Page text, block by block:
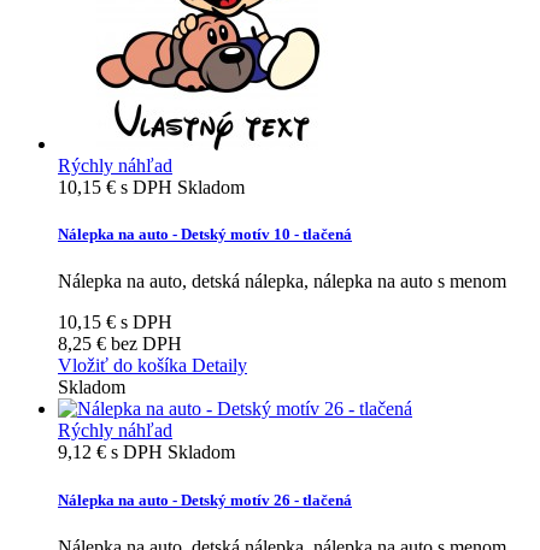
Rýchly náhľad
10,15 € s DPH Skladom
Nálepka na auto - Detský motív 10 - tlačená
Nálepka na auto, detská nálepka, nálepka na auto s menom
10,15 € s DPH
8,25 € bez DPH
Vložiť do košíka Detaily
Skladom
Rýchly náhľad
9,12 € s DPH Skladom
Nálepka na auto - Detský motív 26 - tlačená